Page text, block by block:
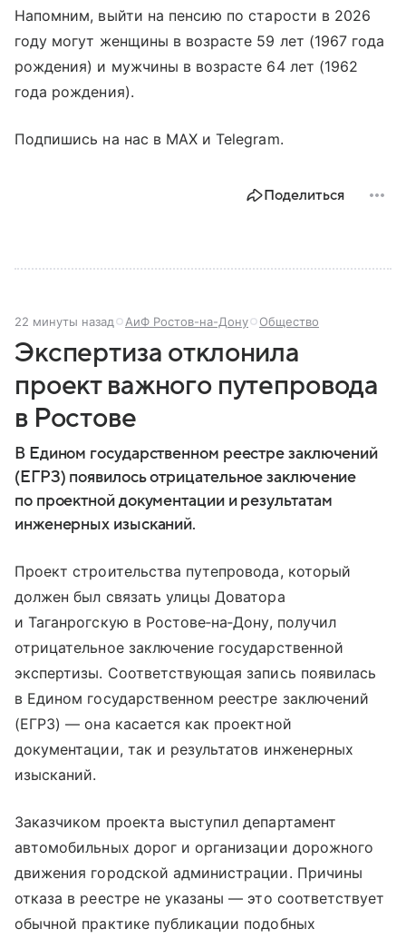
Напомним, выйти на пенсию по старости в 2026
году могут женщины в возрасте 59 лет (1967 года
рождения) и мужчины в возрасте 64 лет (1962
года рождения).
Подпишись на нас в MAX и Telegram.
Поделиться
22 минуты назад АиФ Ростов-на-Дону Общество
Экспертиза отклонила
проект важного путепровода
в Ростове
В Едином государственном реестре заключений
(ЕГРЗ) появилось отрицательное заключение
по проектной документации и результатам
инженерных изысканий.
Проект строительства путепровода, который
должен был связать улицы Доватора
и Таганрогскую в Ростове‑на‑Дону, получил
отрицательное заключение государственной
экспертизы. Соответствующая запись появилась
в Едином государственном реестре заключений
(ЕГРЗ) — она касается как проектной
документации, так и результатов инженерных
изысканий.
Заказчиком проекта выступил департамент
автомобильных дорог и организации дорожного
движения городской администрации. Причины
отказа в реестре не указаны — это соответствует
обычной практике публикации подобных